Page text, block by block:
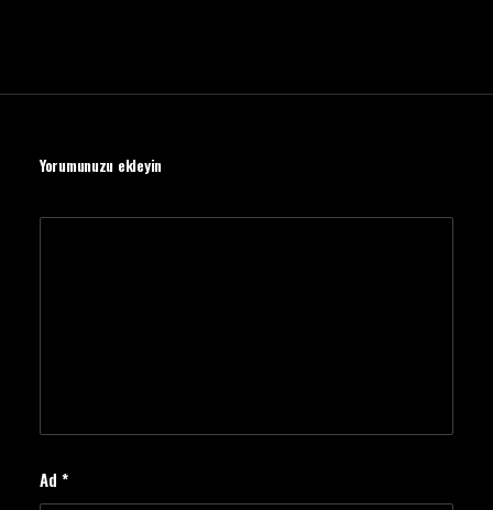
Yorumunuzu ekleyin
Ad *